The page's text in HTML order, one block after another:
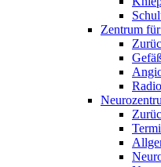
Zentrum